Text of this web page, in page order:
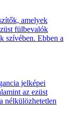
amelyek
fülbevalók
szívében. Ebben a
jelképei
az ezüst
nélkülözhetetlen